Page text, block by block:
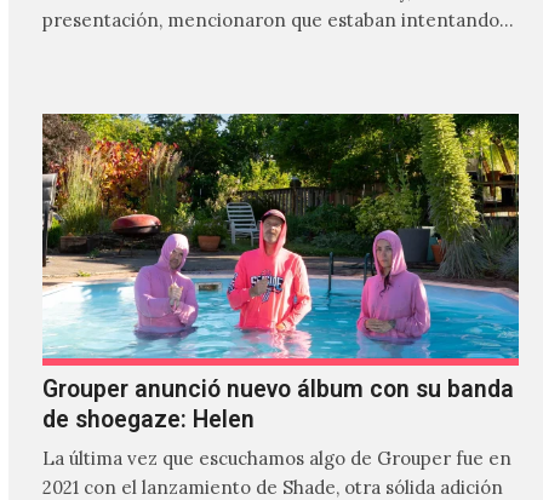
presentación, mencionaron que estaban intentando…
Grouper anunció nuevo álbum con su banda
de shoegaze: Helen
La última vez que escuchamos algo de Grouper fue en
2021 con el lanzamiento de Shade, otra sólida adición